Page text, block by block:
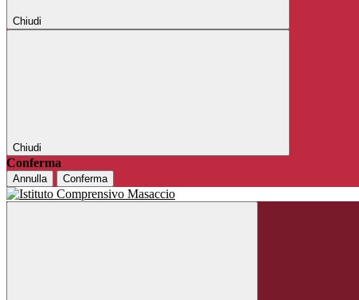
Chiudi
Chiudi
Conferma
Annulla Conferma